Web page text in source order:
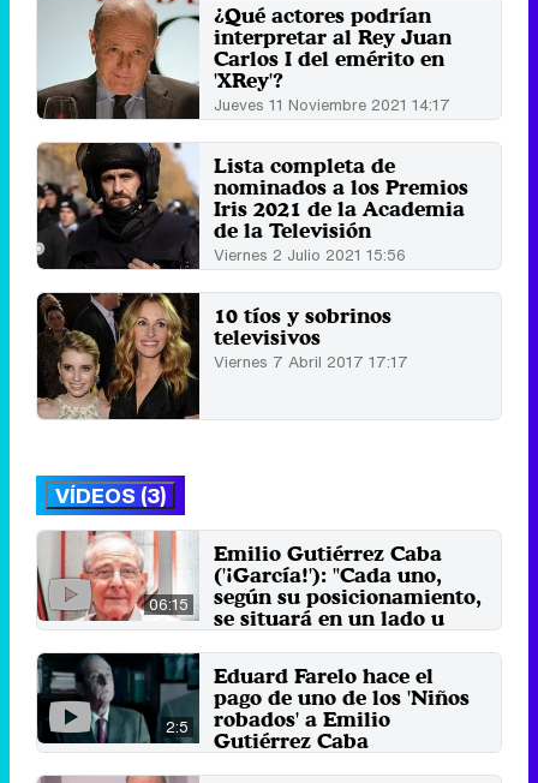
¿Qué actores podrían
interpretar al Rey Juan
Carlos I del emérito en
'XRey'?
Jueves 11 Noviembre 2021 14:17
Lista completa de
nominados a los Premios
Iris 2021 de la Academia
de la Televisión
Viernes 2 Julio 2021 15:56
10 tíos y sobrinos
televisivos
Viernes 7 Abril 2017 17:17
VÍDEOS (3)
06:15
Emilio Gutiérrez Caba
('¡García!'): "Cada uno,
según su posicionamiento,
se situará en un lado u
otro"
11 de noviembre 2022
2:5
Eduard Farelo hace el
pago de uno de los 'Niños
robados' a Emilio
Gutiérrez Caba